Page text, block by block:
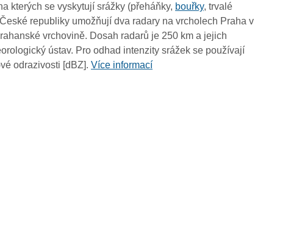
18:40
18:30
18:20
18:10
kterých se vyskytují srážky (přeháňky, bouřky, trvalé
republiky umožňují dva radary na vrcholech Praha v
vrchovině. Dosah radarů je 250 km a jejich
ústav. Pro odhad intenzity srážek se používají
odrazivosti [dBZ].Více informací